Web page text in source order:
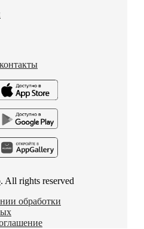
. All rights reserved
обработки